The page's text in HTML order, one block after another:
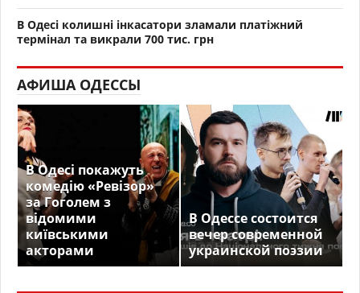
В Одесі колишні інкасатори зламали платіжний
термінал та викрали 700 тис. грн
АФИША ОДЕССЫ
В Одесі покажуть
комедію «Ревізор»
за Гоголем з
відомими
київськими
акторами
В Одессе состоится
вечер современной
украинской поэзии